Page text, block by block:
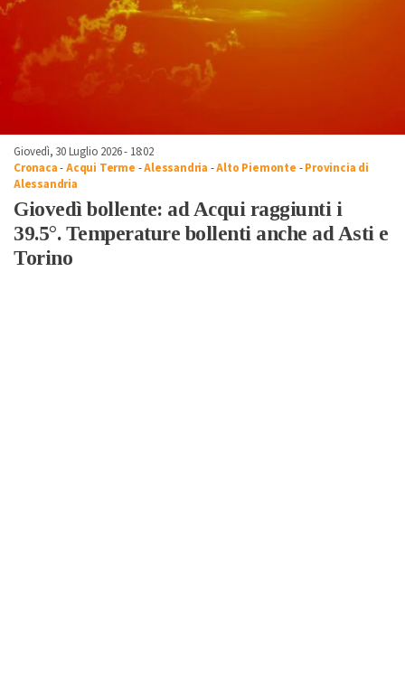
Giovedì, 30 Luglio 2026 - 18:02
Cronaca-Acqui Terme -Alessandria -Alto Piemonte -Provincia di
Alessandria
Giovedì bollente: ad Acqui raggiunti i
39.5°. Temperature bollenti anche ad Asti e
Torino